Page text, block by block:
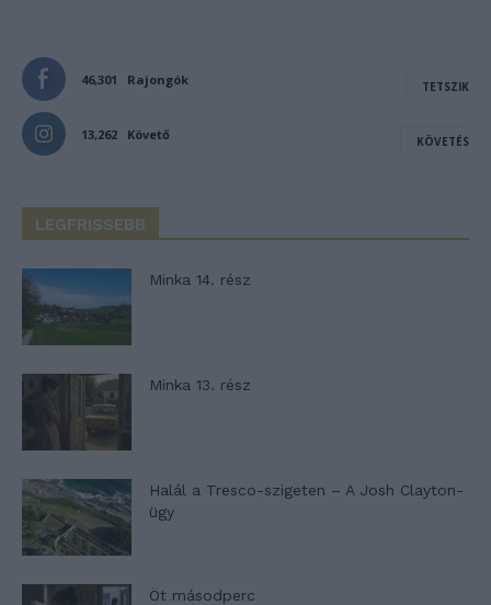
46,301 Rajongók TETSZIK
13,262 Követő KÖVETÉS
LEGFRISSEBB
Minka 14. rész
Minka 13. rész
Halál a Tresco-szigeten – A Josh Clayton-
ügy
Öt másodperc